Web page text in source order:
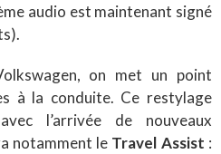
audio est maintenant signé
on met un point
à la conduite. Ce restylage
l’arrivée de nouveaux
notamment le Travel Assist :